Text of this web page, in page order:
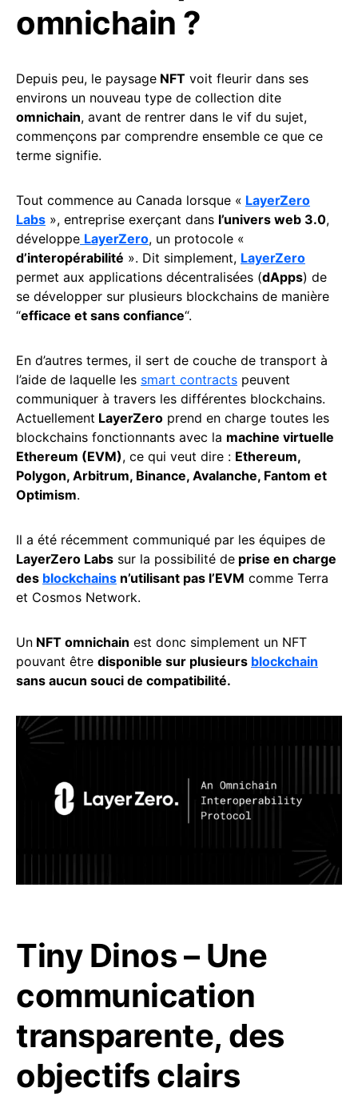
omnichain ?
Depuis peu, le paysage NFT voit fleurir dans ses
environs un nouveau type de collection dite
omnichain, avant de rentrer dans le vif du sujet,
commençons par comprendre ensemble ce que ce
terme signifie.
Tout commence au Canada lorsque « LayerZero
Labs », entreprise exerçant dans l’univers web 3.0,
développe LayerZero, un protocole «
d’interopérabilité ». Dit simplement, LayerZero
permet aux applications décentralisées (dApps) de
se développer sur plusieurs blockchains de manière
“efficace et sans confiance“.
En d’autres termes, il sert de couche de transport à
l’aide de laquelle les smart contracts peuvent
communiquer à travers les différentes blockchains.
Actuellement LayerZero prend en charge toutes les
blockchains fonctionnants avec la machine virtuelle
Ethereum (EVM), ce qui veut dire : Ethereum,
Polygon, Arbitrum, Binance, Avalanche, Fantom et
Optimism.
Il a été récemment communiqué par les équipes de
LayerZero Labs sur la possibilité de prise en charge
des blockchains n’utilisant pas l’EVM comme Terra
et Cosmos Network.
Un NFT omnichain est donc simplement un NFT
pouvant être disponible sur plusieurs blockchain
sans aucun souci de compatibilité.
Tiny Dinos – Une
communication
transparente, des
objectifs clairs